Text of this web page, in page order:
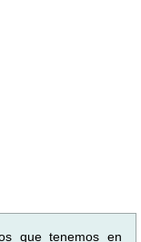
que tenemos en